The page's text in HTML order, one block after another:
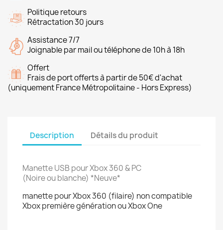
Politique retours
Rétractation 30 jours
Assistance 7/7
Joignable par mail ou téléphone de 10h à 18h
Offert
Frais de port offerts à partir de 50€ d'achat
(uniquement France Métropolitaine - Hors Express)
Description Détails du produit
Manette USB pour Xbox 360 & PC
(Noire ou blanche) *Neuve*
manette pour Xbox 360 (filaire) non compatible
Xbox première génération ou Xbox One